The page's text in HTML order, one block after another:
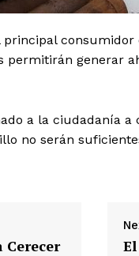
consumidor
generar
a la ciudadanía
no serán